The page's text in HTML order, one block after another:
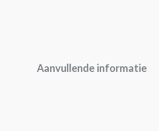
Aanvullende informatie